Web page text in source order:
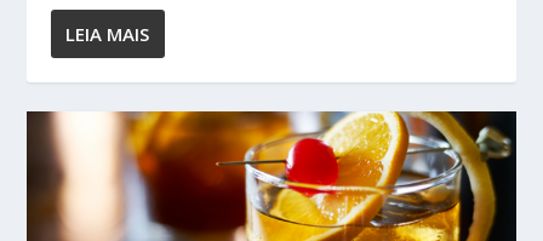
LEIA MAIS